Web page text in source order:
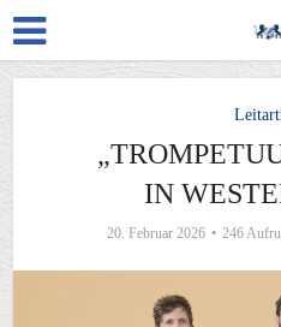
IN
20. Februar 2026 246